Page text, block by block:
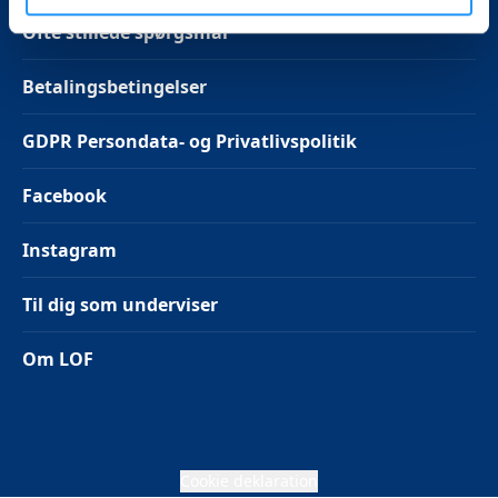
Ofte stillede spørgsmål
Betalingsbetingelser
GDPR Persondata- og Privatlivspolitik
Facebook
Instagram
Til dig som underviser
Om LOF